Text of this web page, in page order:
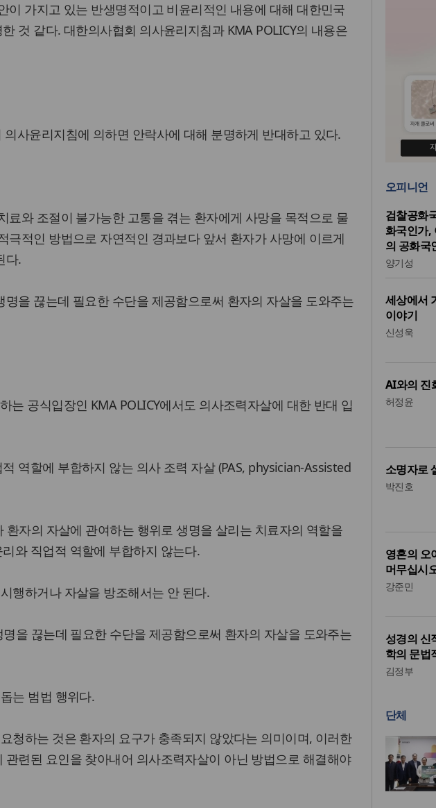
이 가지고 있는 반생명적이고 비윤리적인 내용에 대해 대한민국
것 같다. 대한의사협회 의사윤리지침과 KMA POLICY의 내용은
사윤리지침에 의하면 안락사에 대해 분명하게 반대하고 있다.
와 조절이 불가능한 고통을 겪는 환자에게 사망을 목적으로 물
극적인 방법으로 자연적인 경과보다 앞서 환자가 사망에 이르게
다.
을 끊는데 필요한 수단을 제공함으로써 환자의 자살을 도와주는
는 공식입장인 KMA POLICY에서도 의사조력자살에 대한 반대 입
역할에 부합하지 않는 의사 조력 자살 (PAS, physician-Assisted
환자의 자살에 관여하는 행위로 생명을 살리는 치료자의 역할을
와 직업적 역할에 부합하지 않는다.
행하거나 자살을 방조해서는 안 된다.
을 끊는데 필요한 수단을 제공함으로써 환자의 자살을 도와주는
는 범법 행위다.
청하는 것은 환자의 요구가 충족되지 않았다는 의미이며, 이러한
관련된 요인을 찾아내어 의사조력자살이 아닌 방법으로 해결해야
오피니언
검찰공화
화국인가,
의 공화국
양기성
세상에서
이야기
신성욱
AI와의 진
허정윤
소명자로
박진호
영혼의 오
머무십시
강준민
성경의 신
학의 문법
김정부
단체